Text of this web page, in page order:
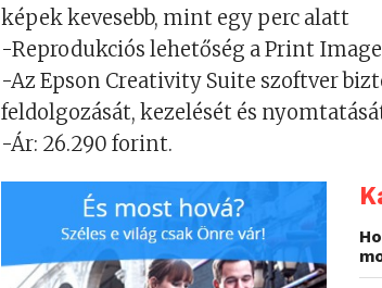
képek kevesebb, mint egy perc alatt
-Reprodukciós lehetőség a Print
-Az Epson Creativity Suite szoftver
feldolgozását, kezelését és
-Ár: 26.290 forint.